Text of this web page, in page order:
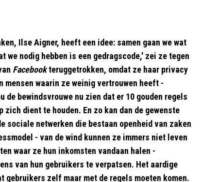
Ilse Aigner, heeft een idee: samen gaan we wat
we nodig hebben is een gedragscode,' zei ze tegen
Facebookteruggetrokken, omdat ze haar privacy
mensen waarin ze weinig vertrouwen heeft -
de bewindsvrouwe nu zien dat er 10 gouden regels
zich dient te houden. En zo kan dan de gewenste
sociale netwerken die bestaan openheid van zaken
- van de wind kunnen ze immers niet leven
waar ze hun inkomsten vandaan halen -
van hun gebruikers te verpatsen. Het aardige
zelf maar met de regels moeten komen.